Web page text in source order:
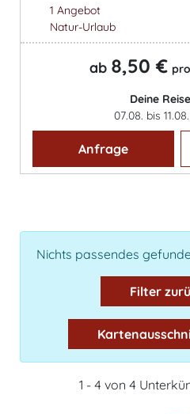
1 Angebot
Natur-Urlaub
ab 8,50 €
Deine
07.08. bis
Anfrage
Nichts passendes
Filter
1 - 4 von 4